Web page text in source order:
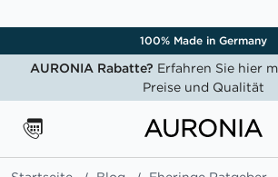
100% Made in Germany
AURONIA Rabatte? Erfahren Sie hier
Preise und Qualität